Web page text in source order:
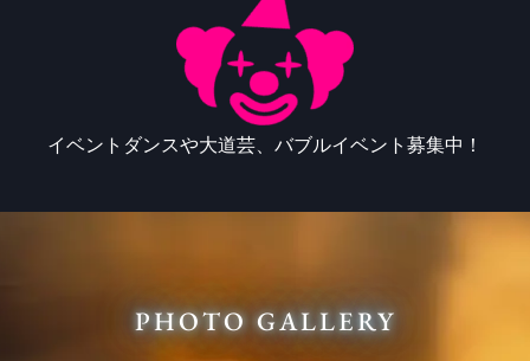
イベントダンスや大道芸、バブルイベント募集中！
PHOTO GALLERY